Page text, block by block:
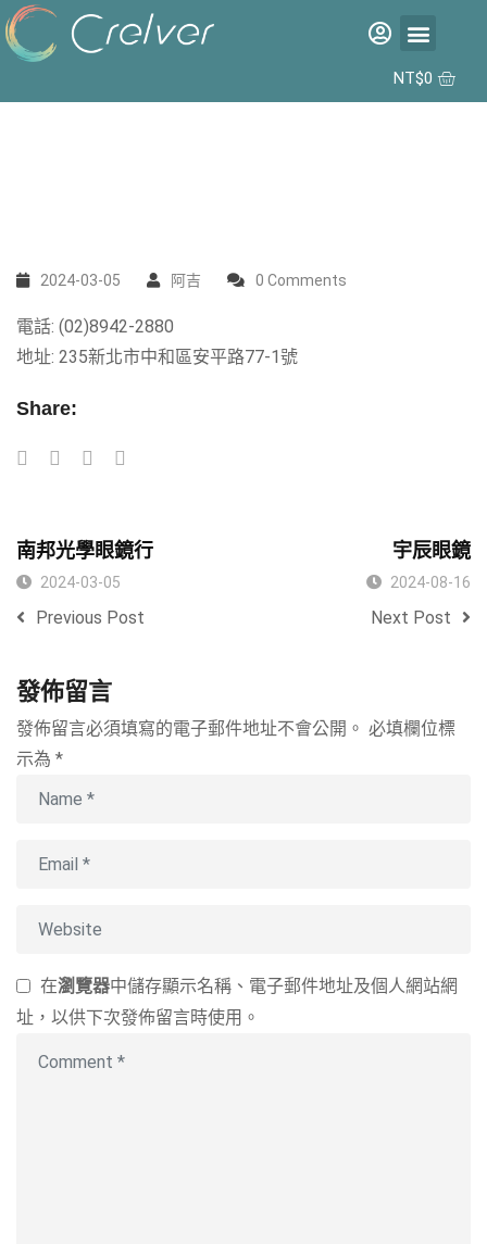
NT$0
2024-03-05 阿吉 0 Comments
電話: (02)8942-2880
地址: 235新北市中和區安平路77-1號
Share:
南邦光學眼鏡行
2024-03-05
Previous Post
宇辰眼鏡
2024-08-16
Next Post
發佈留言
發佈留言必須填寫的電子郵件地址不會公開。 必填欄位標
示為 *
在瀏覽器中儲存顯示名稱、電子郵件地址及個人網站網
址，以供下次發佈留言時使用。